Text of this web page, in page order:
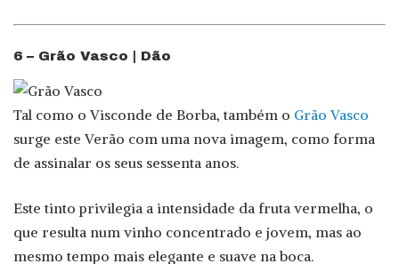
6 – Grão Vasco | Dão
Tal como o Visconde de Borba, também o Grão Vasco
surge este Verão com uma nova imagem, como forma
de assinalar os seus sessenta anos.
Este tinto privilegia a intensidade da fruta vermelha, o
que resulta num vinho concentrado e jovem, mas ao
mesmo tempo mais elegante e suave na boca.